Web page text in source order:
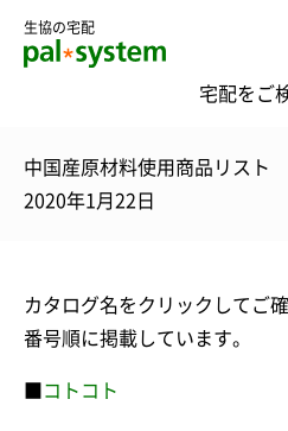
生協の宅配
宅配をご
中国産原材料使用商品リスト
2020年1月22日
カタログ名をクリックしてご
番号順に掲載しています。
コトコト